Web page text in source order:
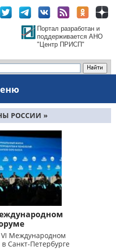
Портал разработан и
поддерживается АНО
"Центр ПРИСП"
РОССИИ »
КАМЧАТСКИЙ КРАЙ
Международном
Санкт-Петербурге